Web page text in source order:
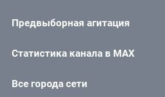
Предвыборная агитация
Статистика канала в MAX
Все города сети